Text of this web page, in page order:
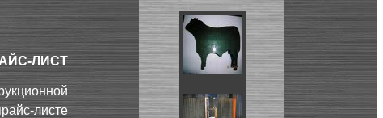
ЛИСТ
листе